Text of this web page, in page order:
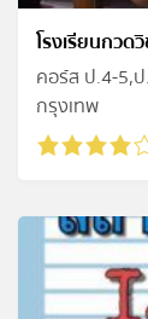
โรงเรียนกวด
คอร์ส ป.4-5,
กรุงเทพ